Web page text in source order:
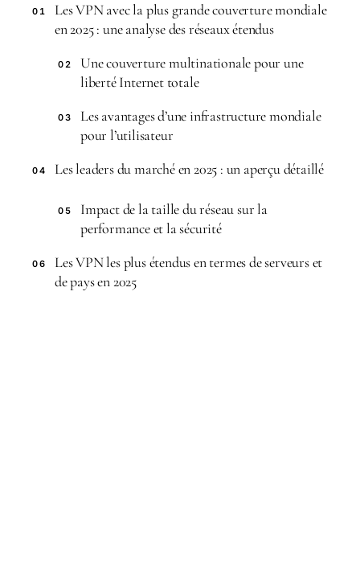
01
Les VPN avec la plus grande couverture mondiale
en 2025 : une analyse des réseaux étendus
02
Une couverture multinationale pour une
liberté Internet totale
03
Les avantages d’une infrastructure mondiale
pour l’utilisateur
04 Les leaders du marché en 2025 : un aperçu détaillé
05
Impact de la taille du réseau sur la
performance et la sécurité
06
Les VPN les plus étendus en termes de serveurs et
de pays en 2025